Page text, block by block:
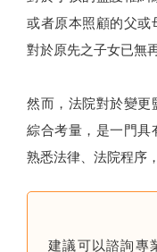
或者原本照顧的父或
對於原先之子女已無
然而，法院對於變
綜合考量，是一門具
熟悉法律、法院程序
建議可以諮詢專